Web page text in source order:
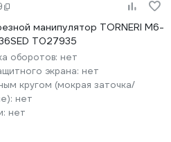
манипулятор TORNERI M6-
Т027935
оборотов: нет
экрана: нет
кругом (мокрая заточка/
нет
нет